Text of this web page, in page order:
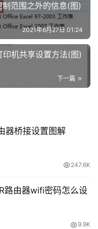
的解决方法
磁盘占用100%解决方
，请注明出处：
范围之外的信息(图)
2021年6月27日 01:24
机共享设置方法(图)
下一篇
器桥接设置图解
247.6K
路由器wifi密码怎么设
9.9K